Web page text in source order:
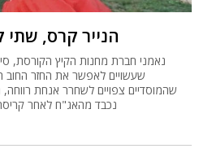
הנייר קרס, שתי
נאמני חברת מחנות הקיץ הקורסת,
שעשויים לאפשר את החזר החוב
שהמוסדיים צפויים לשחרר אנחת
נכבד מהאג"ח לאחר